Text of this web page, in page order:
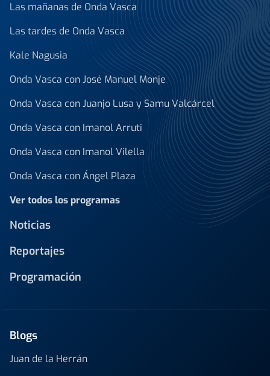
Las mañanas de Onda Vasca
Las tardes de Onda Vasca
Kale Nagusia
Onda Vasca con José Manuel Monje
Onda Vasca con Juanjo Lusa y Samu Valcárcel
Onda Vasca con Imanol Arruti
Onda Vasca con Imanol Vilella
Onda Vasca con Ángel Plaza
Ver todos los programas
Noticias
Reportajes
Programación
Blogs
Juan de la Herrán